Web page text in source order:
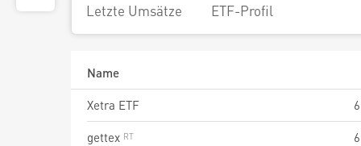
Letzte Umsätze ETF-Profil
Name
Xetra ETF
gettex